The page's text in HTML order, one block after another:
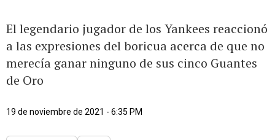
El legendario jugador de los Yankees reaccionó
a las expresiones del boricua acerca de que no
merecía ganar ninguno de sus cinco Guantes
de Oro
19 de noviembre de 2021 - 6:35 PM